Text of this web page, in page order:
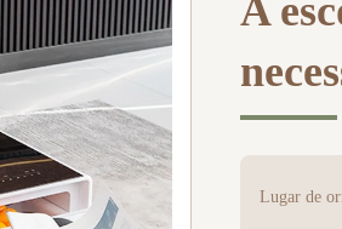
A
Lugar de